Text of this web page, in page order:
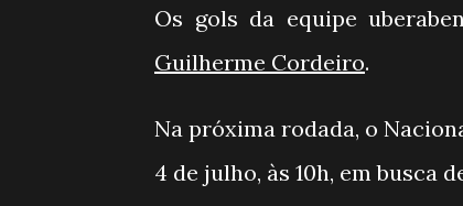
Os gols da equipe
Guilherme Cordeiro.
Na próxima rodada, o
4 de julho, às 10h, em busca